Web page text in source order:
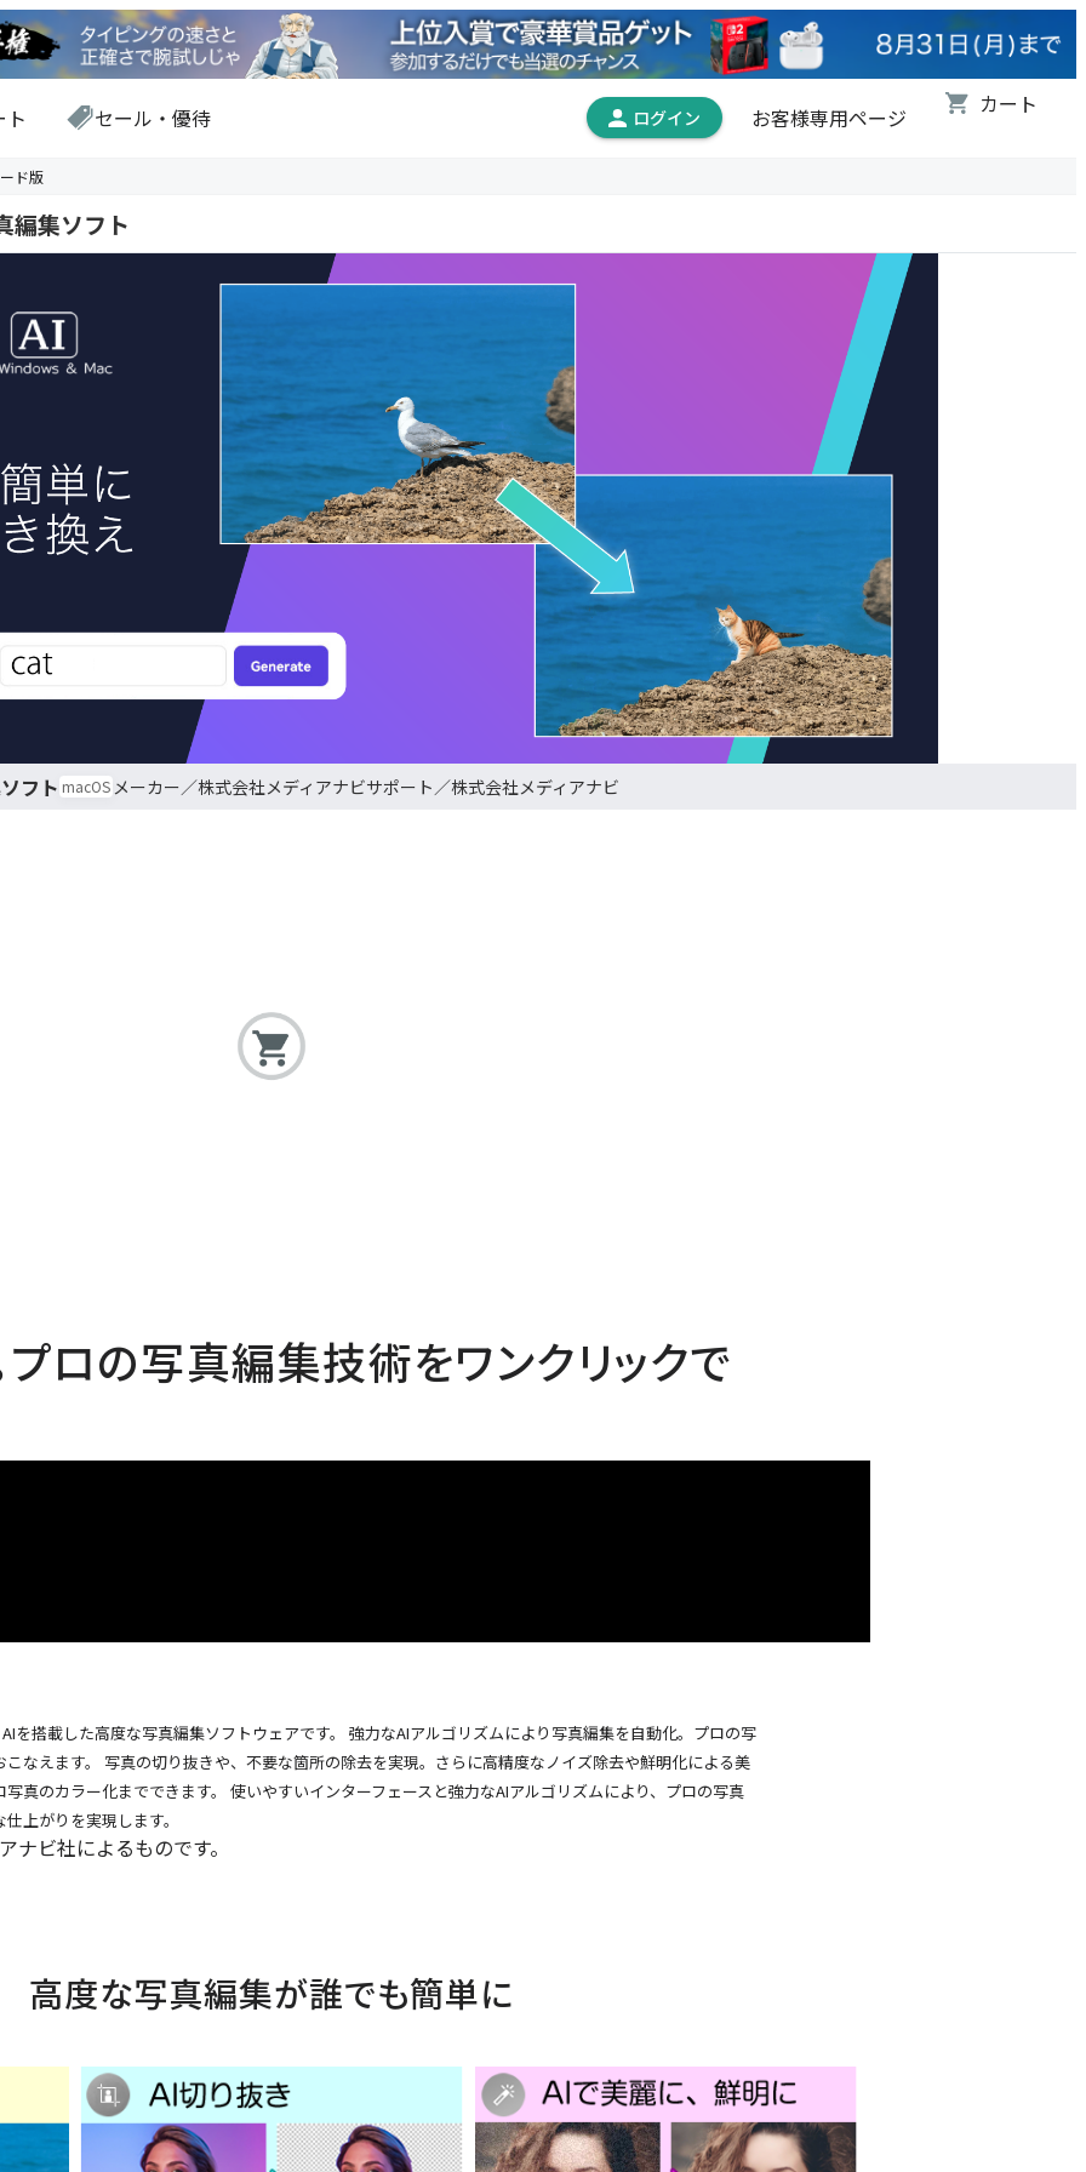
ト セール・優待 お客様専用ページ
ド版
編集ソフト
フト macOS 株式会社メディアナビ 株式会社メディアナビ
プロの写真編集技術をワンクリックで
を搭載した高度な写真編集ソフトウェアです。 強力なAIアルゴリズムにより写真編集を自動化。プロの写
なえます。 写真の切り抜きや、不要な箇所の除去を実現。さらに高精度なノイズ除去や鮮明化による美
真のカラー化までできます。 使いやすいインターフェースと強力なAIアルゴリズムにより、プロの写真
上がりを実現します。
ナビ社によるものです。
高度な写真編集が誰でも簡単に